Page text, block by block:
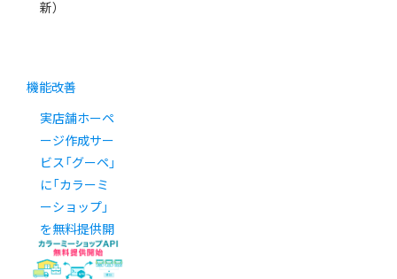
新）
機能改善
実店舗ホーペ
ージ作成サー
ビス「グーペ」
に「カラーミ
ーショップ」
を無料提供開
始